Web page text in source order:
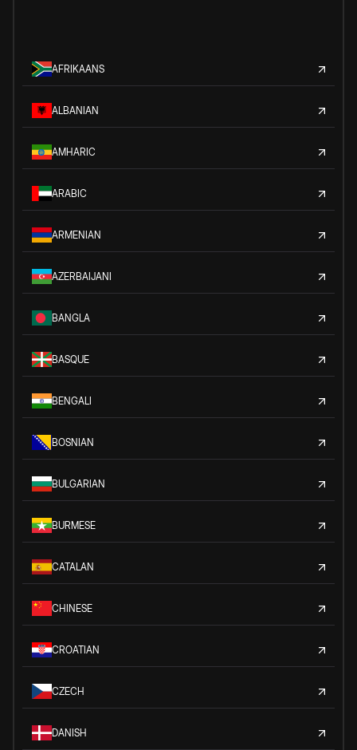
AFRIKAANS
ALBANIAN
AMHARIC
ARABIC
ARMENIAN
AZERBAIJANI
BANGLA
BASQUE
BENGALI
BOSNIAN
BULGARIAN
BURMESE
CATALAN
CHINESE
CROATIAN
CZECH
DANISH